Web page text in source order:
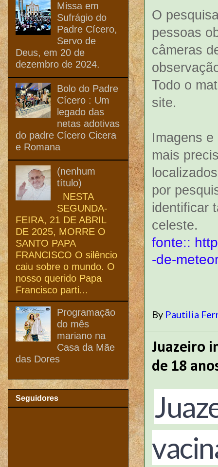
O
pessoas
câmeras
Todo o
site.
Imagens
mais
por
identificar
celeste.
fonte::
-de-
By Pautilia
Juazeiro
de 18
Missa em
Sufrágio do
Padre Cícero,
Servo de
Deus, em 20 de
dezembro de 2024.
Bolo do Padre
Cícero : Um
legado das
netas adotivas
do padre Cícero Cicera
e Romana
(nenhum
título)
NESTA
SEGUNDA-
FEIRA, 21 DE ABRIL
DE 2025, MORRE O
SANTO PAPA
FRANCISCO O silêncio
caiu sobre o mundo. O
nosso querido Papa
Francisco parti...
Programação
do mês
mariano na
Casa da Mãe
das Dores
Seguidores